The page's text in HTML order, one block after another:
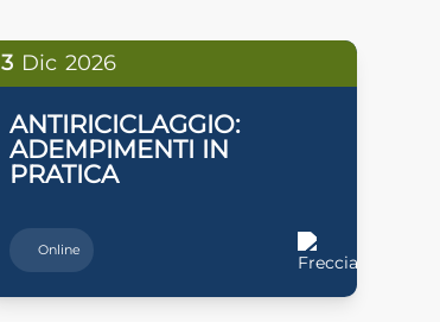
3 Dic 2026
ANTIRICICLAGGIO:
ADEMPIMENTI IN
PRATICA
Online